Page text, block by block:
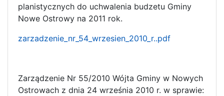
planistycznych do uchwalenia budzetu Gminy
Nowe Ostrowy na 2011 rok.
zarzadzenie_nr_54_wrzesien_2010_r..pdf
Zarządzenie Nr 55/2010 Wójta Gminy w Nowych
Ostrowach z dnia 24 września 2010 r. w sprawie: